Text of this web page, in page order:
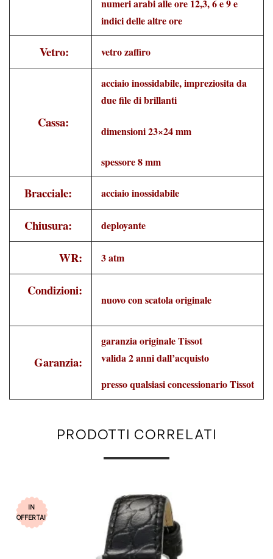
numeri arabi alle ore 12,3, 6 e 9 e
indici delle altre ore
Vetro: vetro zaffiro
Cassa:
acciaio inossidabile, impreziosita da
due file di brillanti
dimensioni 23×24 mm
spessore 8 mm
Bracciale: acciaio inossidabile
Chiusura: deployante
WR: 3 atm
Condizioni:
nuovo con scatola originale
Garanzia:
garanzia originale Tissot
valida 2 anni dall’acquisto
presso qualsiasi concessionario Tissot
PRODOTTI CORRELATI
IN
OFFERTA!